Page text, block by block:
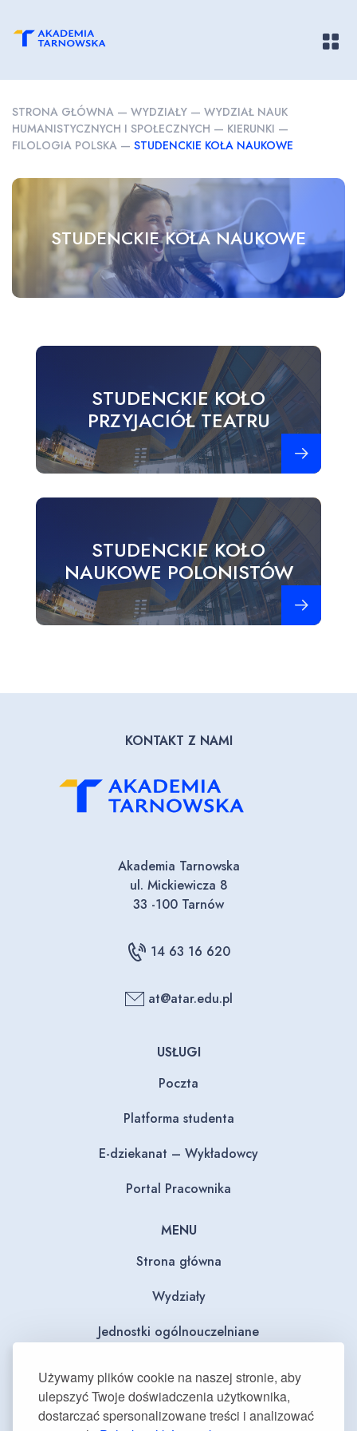
Używamy plików cookie na naszej stronie, aby
ulepszyć Twoje doświadczenia użytkownika,
dostarczać spersonalizowane treści i analizować
STRONA GŁÓWNA — WYDZIAŁY — WYDZIAŁ NAUK
HUMANISTYCZNYCH I SPOŁECZNYCH — KIERUNKI —
FILOLOGIA POLSKA — STUDENCKIE KOŁA NAUKOWE
STUDENCKIE KOŁA NAUKOWE
STUDENCKIE KOŁO
PRZYJACIÓŁ TEATRU
STUDENCKIE KOŁO
NAUKOWE POLONISTÓW
KONTAKT Z NAMI
Akademia Tarnowska
ul. Mickiewicza 8
33 -100 Tarnów
14 63 16 620
at@atar.edu.pl
USŁUGI
Poczta
Platforma studenta
E-dziekanat – Wykładowcy
Portal Pracownika
MENU
Strona główna
Wydziały
Jednostki ogólnouczelniane
Dla mediów